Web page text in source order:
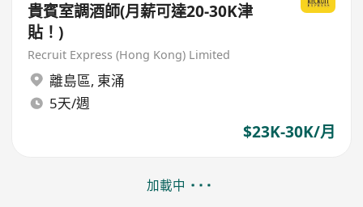
貴賓室調酒師(月薪可達20-30K津
貼！)
Recruit Express (Hong Kong) Limited
離島區, 東涌
5天/週
$23K-30K/月
加載中